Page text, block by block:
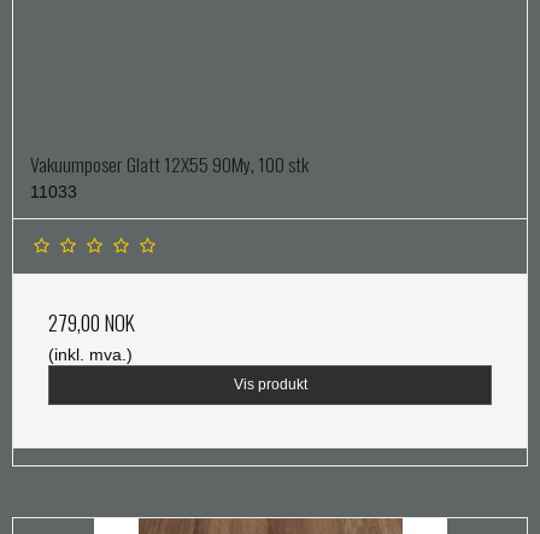
Vakuumposer Glatt 12X55 90My, 100 stk
11033
279,00 NOK
(inkl. mva.)
Vis produkt